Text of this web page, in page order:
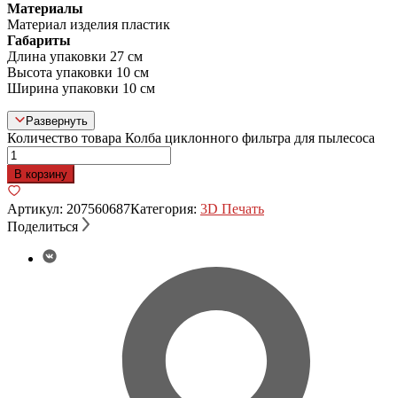
Материалы
Материал изделия пластик
Габариты
Длина упаковки 27 см
Высота упаковки 10 см
Ширина упаковки 10 см
Развернуть
Количество товара Колба циклонного фильтра для пылесоса
В корзину
Артикул: 207560687Категория: 3D Печать
Поделиться